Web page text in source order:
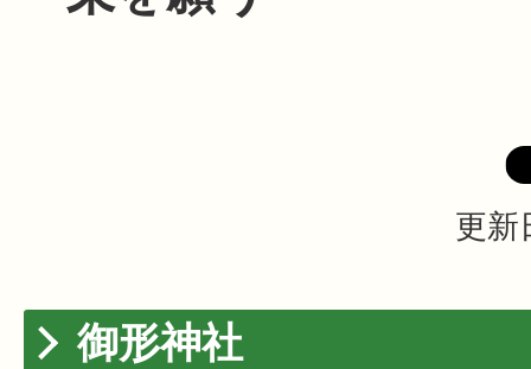
更新
御形神社